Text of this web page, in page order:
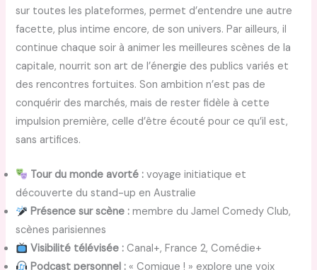
sur toutes les plateformes, permet d’entendre une autre
facette, plus intime encore, de son univers. Par ailleurs, il
continue chaque soir à animer les meilleures scènes de la
capitale, nourrit son art de l’énergie des publics variés et
des rencontres fortuites. Son ambition n’est pas de
conquérir des marchés, mais de rester fidèle à cette
impulsion première, celle d’être écouté pour ce qu’il est,
sans artifices.
Tour du monde avorté : voyage initiatique et
découverte du stand-up en Australie
Présence sur scène : membre du Jamel Comedy Club,
scènes parisiennes
Visibilité télévisée : Canal+, France 2, Comédie+
Podcast personnel : « Comique ! » explore une voix